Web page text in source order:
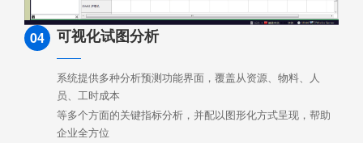
04 可视化试图分析
系统提供多种分析预测功能界面，覆盖从资源、物料、人
员、工时成本
等多个方面的关键指标分析，并配以图形化方式呈现，帮助
企业全方位